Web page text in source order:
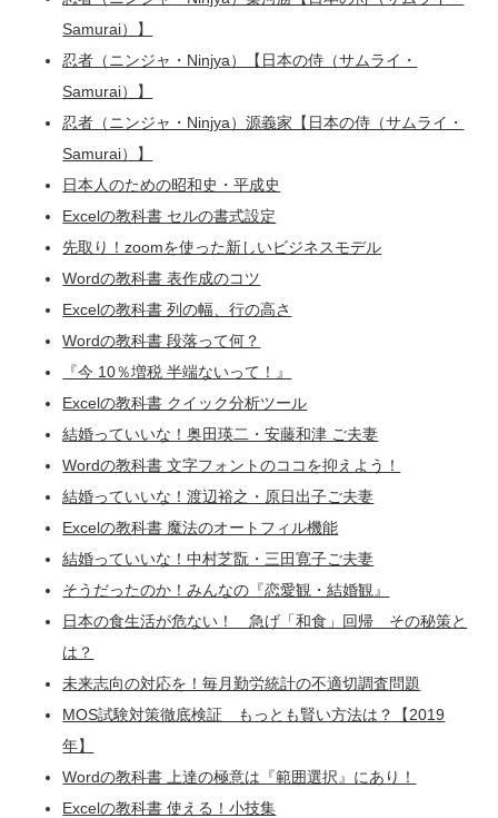
Samurai）】
忍者（ニンジャ・Ninjya）【日本の侍（サムライ・
Samurai）】
忍者（ニンジャ・Ninjya）源義家【日本の侍（サムライ・
Samurai）】
日本人のための昭和史・平成史
Excelの教科書 セルの書式設定
先取り！zoomを使った新しいビジネスモデル
Wordの教科書 表作成のコツ
Excelの教科書 列の幅、行の高さ
Wordの教科書 段落って何？
『今 10％増税 半端ないって！』
Excelの教科書 クイック分析ツール
結婚っていいな！奥田瑛二・安藤和津 ご夫妻
Wordの教科書 文字フォントのココを抑えよう！
結婚っていいな！渡辺裕之・原日出子ご夫妻
Excelの教科書 魔法のオートフィル機能
結婚っていいな！中村芝翫・三田寛子ご夫妻
そうだったのか！みんなの『恋愛観・結婚観』
日本の食生活が危ない！ 急げ「和食」回帰 その秘策と
は？
未来志向の対応を！毎月勤労統計の不適切調査問題
MOS試験対策徹底検証 もっとも賢い方法は？【2019
年】
Wordの教科書 上達の極意は『範囲選択』にあり！
Excelの教科書 使える！小技集